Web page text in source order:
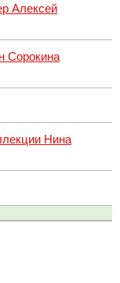
Алексей
Сорокина
Нина